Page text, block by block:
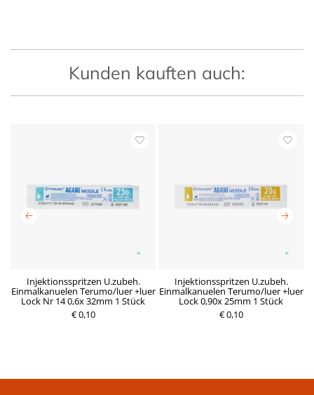
Kunden kauften auch:
Injektionsspritzen U.zubeh.
Einmalkanuelen Terumo/luer +luer
Lock Nr 14 0,6x 32mm 1 Stück
€ 0,10
Injektionsspritzen U.zubeh.
Einmalkanuelen Terumo/luer +luer
Lock 0,90x 25mm 1 Stück
€ 0,10
e
g